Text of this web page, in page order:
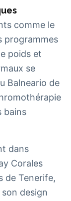
comme le
programmes
poids et
se
Balneario de
bains
dans
Corales
de Tenerife,
design